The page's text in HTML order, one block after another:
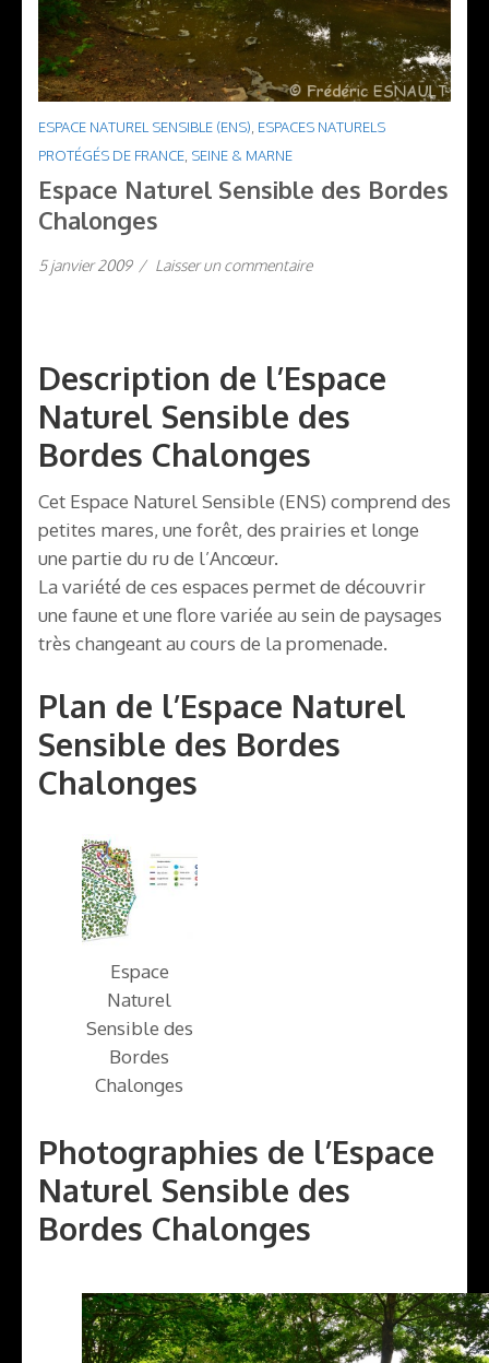
ESPACE NATUREL SENSIBLE (ENS), ESPACES NATURELS
PROTÉGÉS DE FRANCE, SEINE & MARNE
Espace Naturel Sensible des Bordes
Chalonges
5 janvier 2009 / Laisser un commentaire
Description de l’Espace
Naturel Sensible des
Bordes Chalonges
Cet Espace Naturel Sensible (ENS) comprend des
petites mares, une forêt, des prairies et longe
une partie du ru de l’Ancœur.
La variété de ces espaces permet de découvrir
une faune et une flore variée au sein de paysages
très changeant au cours de la promenade.
Plan de l’Espace Naturel
Sensible des Bordes
Chalonges
Espace
Naturel
Sensible des
Bordes
Chalonges
Photographies de l’Espace
Naturel Sensible des
Bordes Chalonges